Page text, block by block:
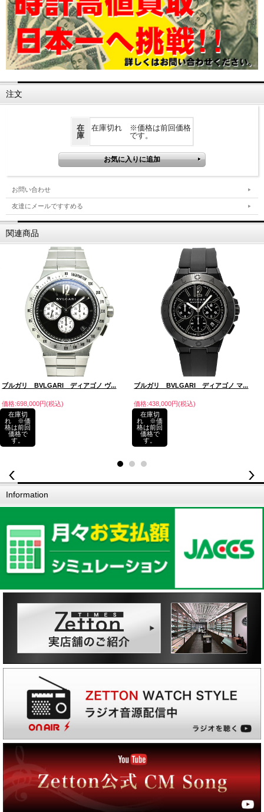
注文
在
庫
在庫切れ ※価格は前回価格
です。
お問い合わせ
友達にメールですすめる
関連商品
ブルガリ BVLGARI ディアゴノ ヴ...
価格:698,000円(税込)
在庫切
れ ※価
格は前回
価格で
す。
ブルガリ BVLGARI ディアゴノ マ...
価格:438,000円(税込)
在庫切
れ ※価
格は前回
価格で
す。
Information